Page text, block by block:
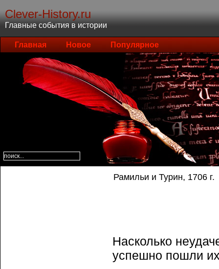
Clever-History.ru
Главные события в истории
Главная Новое Популярное
Рамильи и Турин, 1706 г.
Насколько
успешно пошли